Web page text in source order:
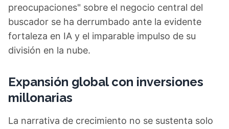
preocupaciones" sobre el negocio central del
buscador se ha derrumbado ante la evidente
fortaleza en IA y el imparable impulso de su
división en la nube.
Expansión global con inversiones
millonarias
La narrativa de crecimiento no se sustenta solo